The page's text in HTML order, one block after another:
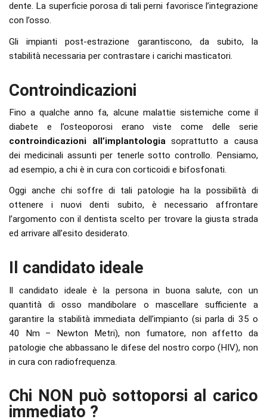
dente. La superficie porosa di tali perni favorisce l’integrazione
con l’osso.
Gli impianti post-estrazione garantiscono, da subito, la
stabilità necessaria per contrastare i carichi masticatori.
Controindicazioni
Fino a qualche anno fa, alcune malattie sistemiche come il
diabete e l’osteoporosi erano viste come delle serie
controindicazioni all’implantologiasoprattutto a causa
dei medicinali assunti per tenerle sotto controllo. Pensiamo,
ad esempio, a chi è in cura con corticoidi e bifosfonati.
Oggi anche chi soffre di tali patologie ha la possibilità di
ottenere i nuovi denti subito, è necessario affrontare
l’argomento con il dentista scelto per trovare la giusta strada
ed arrivare all’esito desiderato.
Il candidato ideale
Il candidato ideale è la persona in buona salute, con un
quantità di osso mandibolare o mascellare sufficiente a
garantire la stabilità immediata dell’impianto (si parla di 35 o
40 Nm – Newton Metri), non fumatore, non affetto da
patologie che abbassano le difese del nostro corpo (HIV), non
in cura con radiofrequenza.
Chi NON può sottoporsi al carico
immediato ?